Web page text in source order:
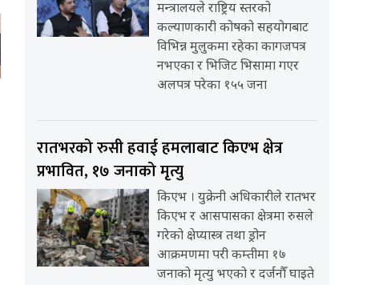
मन्त्रालयले राष्ट्रिय स्तरको
कल्याणकारी कोषको सहयोगबाट
विभिन्न मुलुकमा रहेका कागजपत्र
नभएका र भिजिट भिसामा गएर
अलपत्र परेका १५५ जना
रातभरको रुसी हवाई हमलाबाट किएभ क्षेत्र
प्रभावित, १७ जनाको मृत्यु
किएभ । युक्रेनी अधिकारीले रातभर
किएभ र आसपासका क्षेत्रमा रुसले
गरेको क्षेप्यास्त्र तथा ड्रोन
आक्रमणमा परी कम्तीमा १७
जनाको मृत्यु भएको र दर्जनौँ घाइते